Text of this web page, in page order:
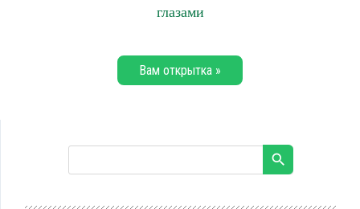
глазами
Вам открытка »